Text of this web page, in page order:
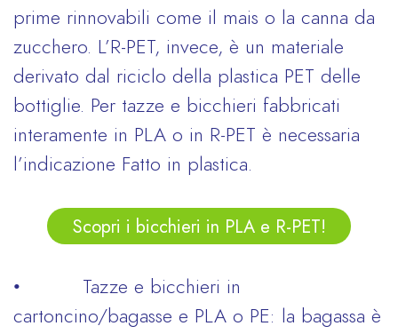
prime rinnovabili come il mais o la canna da
zucchero. L’R-PET, invece, è un materiale
derivato dal riciclo della plastica PET delle
bottiglie. Per tazze e bicchieri fabbricati
interamente in PLA o in R-PET è necessaria
l’indicazione Fatto in plastica.
Scopri i bicchieri in PLA e R-PET!
• Tazze e bicchieri in
cartoncino/bagasse e PLA o PE: la bagassa è